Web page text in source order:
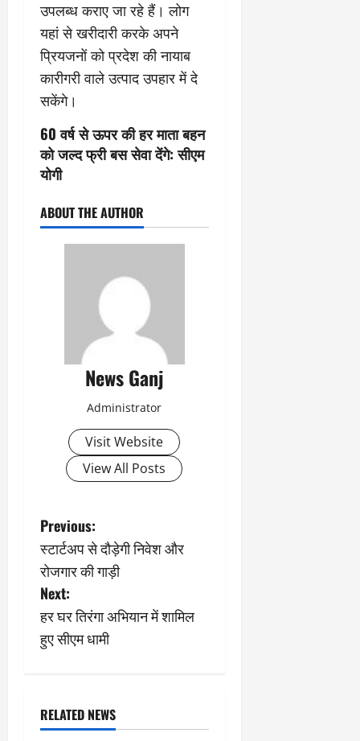
उपलब्ध कराए जा रहे हैं। लोग
यहां से खरीदारी करके अपने
प्रियजनों को प्रदेश की नायाब
कारीगरी वाले उत्पाद उपहार में दे
सकेंगे।
60 वर्ष से ऊपर की हर माता बहन
को जल्द फ्री बस सेवा देंगे: सीएम
योगी
ABOUT THE AUTHOR
News Ganj
Administrator
Visit Website
View All Posts
P
o
s
t
v
Previous:
स्टार्टअप से दौड़ेगी निवेश और
रोजगार की गाड़ी
Next:
हर घर तिरंगा अभियान में शामिल
हुए सीएम धामी
RELATED NEWS